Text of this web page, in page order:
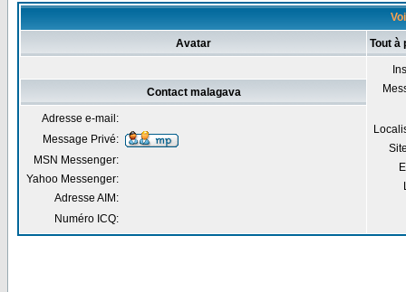
Avatar Tout à
Contact malagava
Adresse e-mail:
Message Privé:
MSN Messenger:
Yahoo Messenger:
Adresse AIM:
Numéro ICQ: